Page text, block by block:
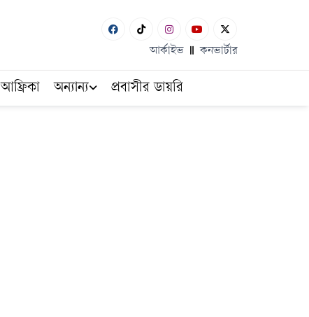
আর্কাইভ কনভার্টার
আফ্রিকা অন্যান্য প্রবাসীর ডায়রি